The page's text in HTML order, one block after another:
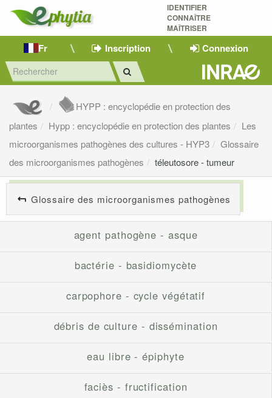
IDENTIFIER
CONNAÎTRE
MAÎTRISER
Fr Inscription Connexion
HYPP : encyclopédie en protection des
plantes
Hypp : encyclopédie en protection des plantes
Les
microorganismes pathogènes des cultures - HYP3
Glossaire
des microorganismes pathogènes
téleutosore - tumeur
Glossaire des microorganismes pathogènes
agent pathogène - asque
bactérie - basidiomycète
carpophore - cycle végétatif
débris de culture - dissémination
eau libre - épiphyte
faciès - fructification